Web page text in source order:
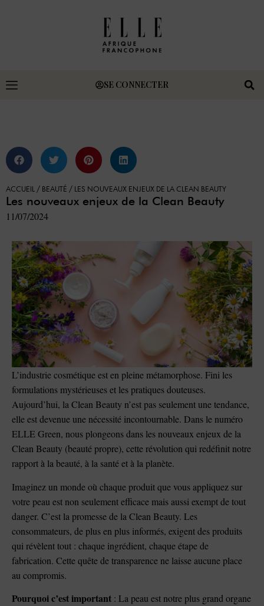
SE CONNECTER
ACCUEIL / BEAUTÉ / LES NOUVEAUX ENJEUX DE LA CLEAN BEAUTY
Les nouveaux enjeux de la Clean Beauty
11/07/2024
L’industrie cosmétique est en pleine métamorphose. Fini les
formulations mystérieuses et les pratiques douteuses.
Aujourd’hui, la Clean Beauty n’est pas seulement une tendance,
elle est devenue une nécessité incontournable. Dans le numéro
ELLE Green, nous plongeons dans les nouveaux enjeux de la
Clean Beauty (beauté propre), cette révolution qui redéfinit notre
rapport à la beauté, à la santé et à la planète.
Imaginez un monde où chaque produit que vous appliquez sur
votre peau est non seulement efficace mais aussi exempt de tout
danger. C’est la promesse de la Clean Beauty. Les
consommateurs, de plus en plus informés, exigent des produits
qui révèlent tout : chaque ingrédient, chaque étape de
fabrication. Cette quête de transparence ne laisse aucune place
au compromis.
Pourquoi c’est important : La peau est notre plus grand organe